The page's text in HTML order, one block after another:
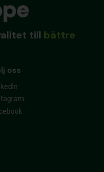
till bättre
oss